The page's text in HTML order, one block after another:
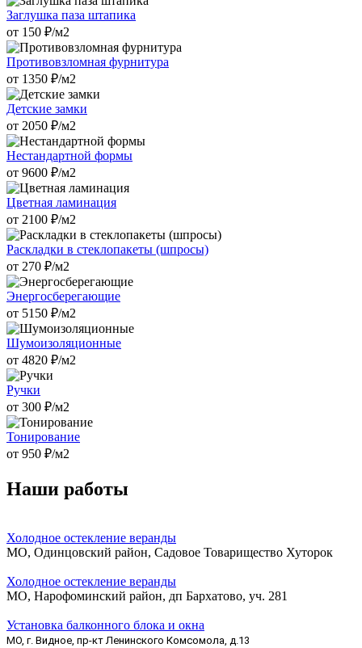
Заглушка паза штапика
от 150 ₽/м2
Противовзломная фурнитура
от 1350 ₽/м2
Детские замки
от 2050 ₽/м2
Нестандартной формы
от 9600 ₽/м2
Цветная ламинация
от 2100 ₽/м2
Раскладки в стеклопакеты (шпросы)
от 270 ₽/м2
Энергосберегающие
от 5150 ₽/м2
Шумоизоляционные
от 4820 ₽/м2
Ручки
от 300 ₽/м2
Тонирование
от 950 ₽/м2
Наши работы
Холодное остекление веранды
МО, Одинцовский район, Садовое Товарищество Хуторок
Холодное остекление веранды
МО, Нарофоминский район, дп Бархатово, уч. 281
Установка балконного блока и окна
МО, г. Видное, пр-кт Ленинского Комсомола, д.13